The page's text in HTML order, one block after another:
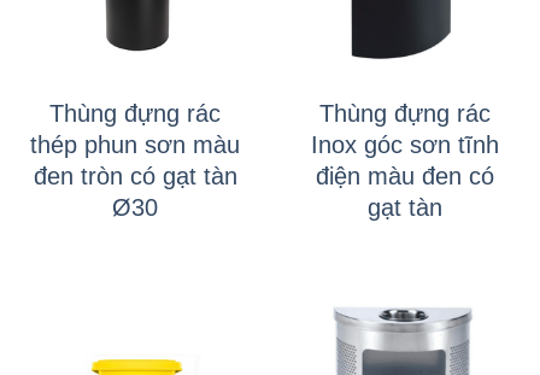
Thùng đựng rác
thép phun sơn màu
đen tròn có gạt tàn
Ø30
Thùng đựng rác
Inox góc sơn tĩnh
điện màu đen có
gạt tàn